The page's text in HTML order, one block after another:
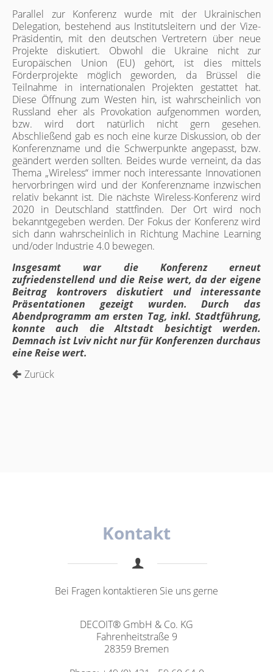
Parallel zur Konferenz wurde mit der Ukrainischen
Delegation, bestehend aus Institutsleitern und der Vize-
Präsidentin, mit den deutschen Vertretern über neue
Projekte diskutiert. Obwohl die Ukraine nicht zur
Europäischen Union (EU) gehört, ist dies mittels
Förderprojekte möglich geworden, da Brüssel die
Teilnahme in internationalen Projekten gestattet hat.
Diese Öffnung zum Westen hin, ist wahrscheinlich von
Russland eher als Provokation aufgenommen worden,
bzw. wird dort natürlich nicht gern gesehen.
Abschließend gab es noch eine kurze Diskussion, ob der
Konferenzname und die Schwerpunkte angepasst, bzw.
geändert werden sollten. Beides wurde verneint, da das
Thema „Wireless“ immer noch interessante Innovationen
hervorbringen wird und der Konferenzname inzwischen
relativ bekannt ist. Die nächste Wireless-Konferenz wird
2020 in Deutschland stattfinden. Der Ort wird noch
bekanntgegeben werden. Der Fokus der Konferenz wird
sich dann wahrscheinlich in Richtung Machine Learning
und/oder Industrie 4.0 bewegen.
Insgesamt war die Konferenz erneut
zufriedenstellend und die Reise wert, da der eigene
Beitrag kontrovers diskutiert und interessante
Präsentationen gezeigt wurden. Durch das
Abendprogramm am ersten Tag, inkl. Stadtführung,
konnte auch die Altstadt besichtigt werden.
Demnach ist Lviv nicht nur für Konferenzen durchaus
eine Reise wert.
Zurück
Kontakt
Bei Fragen kontaktieren Sie uns gerne
DECOIT® GmbH & Co. KG
Fahrenheitstraße 9
28359 Bremen